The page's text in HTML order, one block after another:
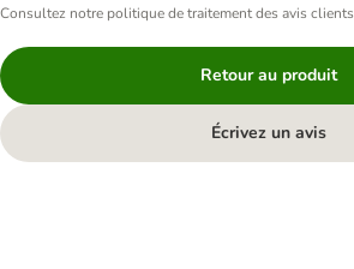
Consultez notre politique de traitement des avis clients
Retour au produit
Écrivez un avis